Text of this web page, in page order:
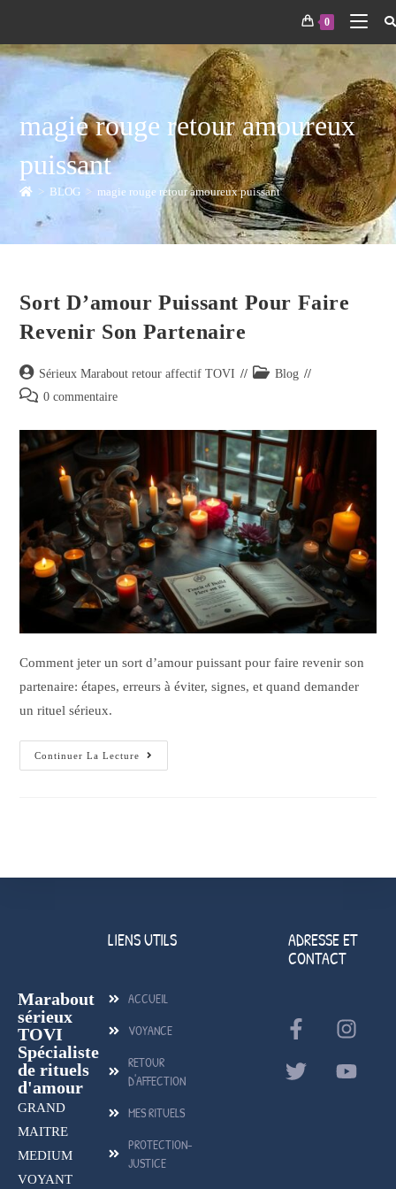
0
magie rouge retour amoureux
puissant
> BLOG > magie rouge retour amoureux puissant
Sort D’amour Puissant Pour Faire
Revenir Son Partenaire
Sérieux Marabout retour affectif TOVI
Blog
0 commentaire
Comment jeter un sort d’amour puissant pour faire revenir son
partenaire: étapes, erreurs à éviter, signes, et quand demander
un rituel sérieux.
Continuer La Lecture
Marabout
sérieux
TOVI
Spécialiste
de rituels
d'amour
GRAND
MAITRE
MEDIUM
VOYANT
LIENS UTILS
ACCUEIL
VOYANCE
RETOUR
D'AFFECTION
MES RITUELS
PROTECTION-
JUSTICE
ADRESSE ET
CONTACT